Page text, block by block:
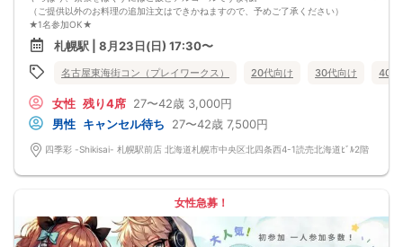
（ご提供以外のお料理の追加注文はできかねますので、予めご了承ください）
★1名参加OK★
他の1名参加の方とペアになりますし、友達作りにも最適です。
基本的には２：２のグループトークとなります。
（１：１でのトークはございませんので、予めご了承ください）
★プロフィールカードにより会話のキッカケもバッチリ★
なんてことは絶対ありません！
プロフィールカードを活用し、「はじめまして」から会話を楽しみましょう。
★完全着席型・連絡先交換は自由★
完全着席型で席替えはできる限り行います。
席替えの５分前には連絡先交換を促すアナウンスをいたしますので、「連絡先交
換ができなかった」なんてことはありません。
1. ２名様以上でのご参加は必ず同性同士でお申し込みください。
2. 服装の指定はございません。多くのお客様はカジュアルな格好でおこしになら
札幌駅 | 8月23日(日) 17:30〜
名古屋東海街コン（プレイワークス） 20代向け 30代向け 40代
女性 残り4席 27〜42歳 3,000円
男性 キャンセル待ち 27〜42歳 7,500円
四季彩 -Shikisai- 札幌駅前店 北海道札幌市中央区北四条西4-1読売北海道ﾋﾞﾙ2階
女性急募！